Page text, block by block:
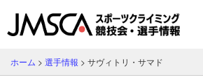
ホーム > 選手情報 > サヴィトリ・サマド